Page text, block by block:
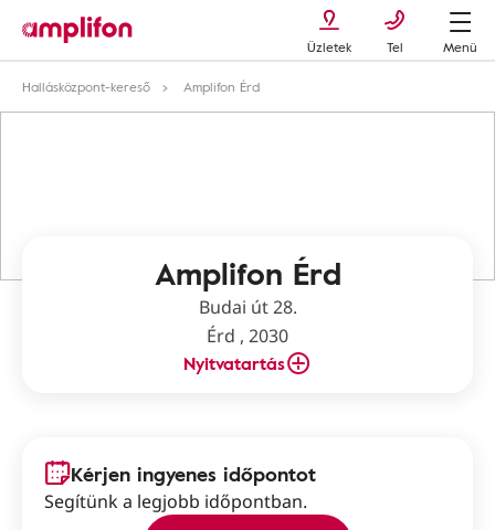
Üzletek Tel
Menü
Hallásközpont-kereső
Amplifon Érd
Amplifon Érd
Budai út 28.
Érd , 2030
Nyitvatartás
Kérjen ingyenes időpontot
Segítünk a legjobb időpontban.